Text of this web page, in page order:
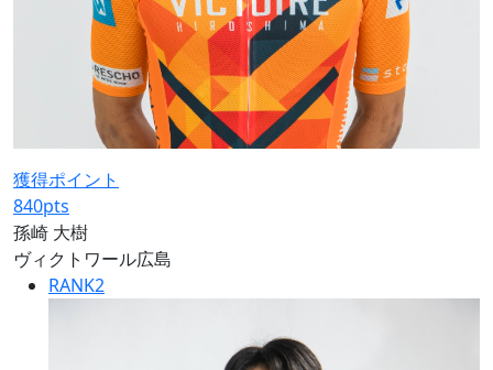
獲得ポイント
840pts
孫崎 大樹
ヴィクトワール広島
RANK2